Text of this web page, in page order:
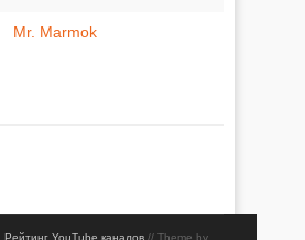
Mr. Marmok